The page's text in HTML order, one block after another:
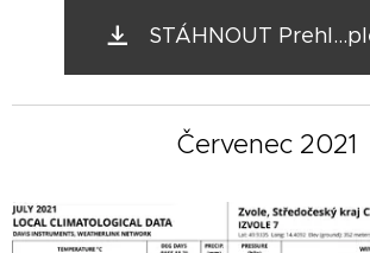
STÁHNOUT
Červenec 2021